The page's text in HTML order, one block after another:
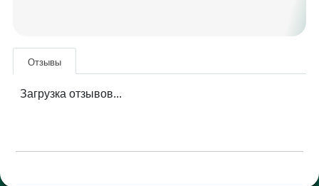
Отзывы
Загрузка отзывов...